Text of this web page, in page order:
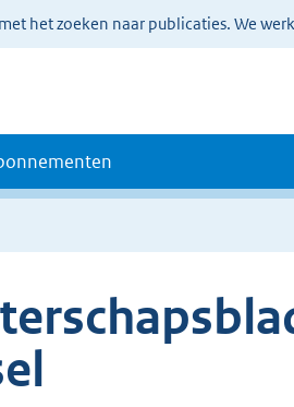
het zoeken naar publicaties. We